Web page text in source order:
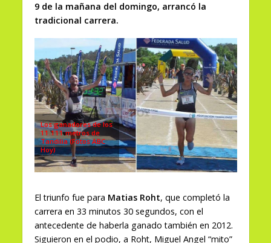
9 de la mañana del domingo, arrancó la
tradicional carrera.
Los ganadores de los
11.111 metros de
Tandilia (Fotos ABC
Hoy)
El triunfo fue para Matias Roht, que completó la
carrera en 33 minutos 30 segundos, con el
antecedente de haberla ganado también en 2012.
Siguieron en el podio, a Roht, Miguel Angel “mito”